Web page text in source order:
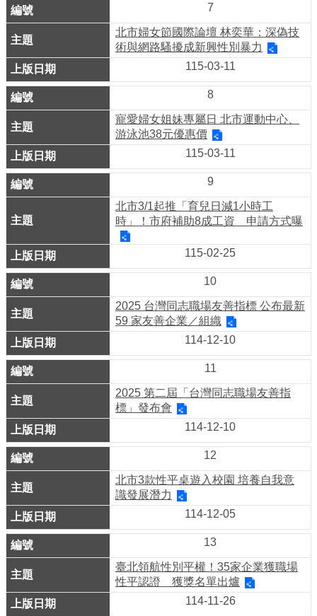
際
參
與
宣
導
媒
材
法
規
政
策
源
結
網
導
覽
回
首
頁
臺
北
通
臺
市
政
府
雙
詞
7
北市婦女節國際論壇 林奕華：深偽技
術與網路騷擾成新興性別暴力
115-03-11
8
寵愛婦女姐妹專屬日 北市運動中心、
游泳池38元優惠價
115-03-11
9
北市3/1起推「育兒日減1小時工
時」！市府補助8成工資 申請方式曝
115-02-25
10
2025 台灣同志職場友善指標 公布最新
59 家友善企業／組織
114-12-10
11
2025 第二屆「台灣同志職場友善指
標」發布會
114-12-10
12
北市3款性平桌遊入校園 培養自我意
識發展潛力
114-12-05
13
臺北領航性別平權！35家企業獲職場
性平認證 獲獎名單出爐
114-11-26